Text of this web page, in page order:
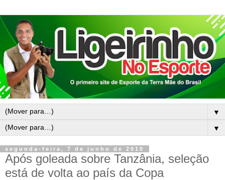
▼
▼
segunda-feira, 7 de junho de 2010
Após goleada sobre Tanzânia, seleção
está de volta ao país da Copa